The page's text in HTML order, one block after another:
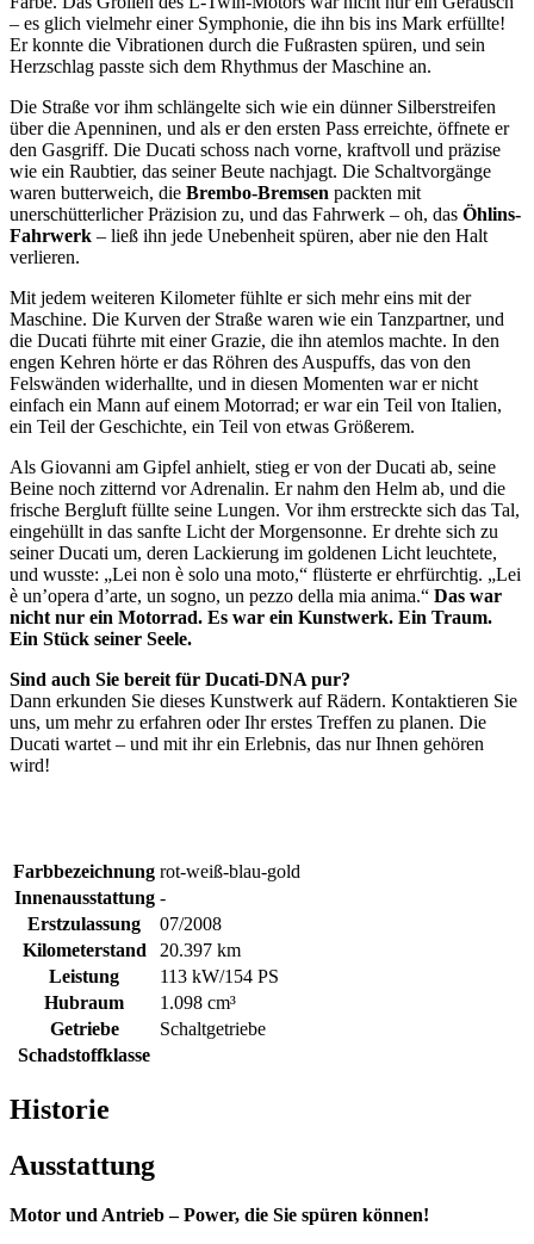
– es glich vielmehr einer Symphonie, die ihn bis ins Mark erfüllte!
Er konnte die Vibrationen durch die Fußrasten spüren, und sein
Herzschlag passte sich dem Rhythmus der Maschine an.
Die Straße vor ihm schlängelte sich wie ein dünner Silberstreifen
über die Apenninen, und als er den ersten Pass erreichte, öffnete er
den Gasgriff. Die Ducati schoss nach vorne, kraftvoll und präzise
wie ein Raubtier, das seiner Beute nachjagt. Die Schaltvorgänge
waren butterweich, die Brembo-Bremsen packten mit
unerschütterlicher Präzision zu, und das Fahrwerk – oh, das Öhlins-
Fahrwerk – ließ ihn jede Unebenheit spüren, aber nie den Halt
verlieren.
Mit jedem weiteren Kilometer fühlte er sich mehr eins mit der
Maschine. Die Kurven der Straße waren wie ein Tanzpartner, und
die Ducati führte mit einer Grazie, die ihn atemlos machte. In den
engen Kehren hörte er das Röhren des Auspuffs, das von den
Felswänden widerhallte, und in diesen Momenten war er nicht
einfach ein Mann auf einem Motorrad; er war ein Teil von Italien,
ein Teil der Geschichte, ein Teil von etwas Größerem.
Als Giovanni am Gipfel anhielt, stieg er von der Ducati ab, seine
Beine noch zitternd vor Adrenalin. Er nahm den Helm ab, und die
frische Bergluft füllte seine Lungen. Vor ihm erstreckte sich das Tal,
eingehüllt in das sanfte Licht der Morgensonne. Er drehte sich zu
seiner Ducati um, deren Lackierung im goldenen Licht leuchtete,
und wusste: „Lei non è solo una moto,“ flüsterte er ehrfürchtig. „Lei
è un’opera d’arte, un sogno, un pezzo della mia anima.“ Das war
nicht nur ein Motorrad. Es war ein Kunstwerk. Ein Traum.
Ein Stück seiner Seele.
Sind auch Sie bereit für Ducati-DNA pur?
Dann erkunden Sie dieses Kunstwerk auf Rädern. Kontaktieren Sie
uns, um mehr zu erfahren oder Ihr erstes Treffen zu planen. Die
Ducati wartet – und mit ihr ein Erlebnis, das nur Ihnen gehören
wird!
Farbbezeichnung rot-weiß-blau-gold
Innenausstattung -
Erstzulassung
07/2008
Kilometerstand
20.397 km
Leistung
113 kW/154 PS
Hubraum
1.098 cm³
Getriebe
Schaltgetriebe
Schadstoffklasse
Historie
Ausstattung
Motor und Antrieb – Power, die Sie spüren können!